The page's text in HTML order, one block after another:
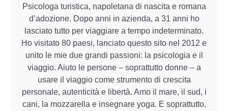
Psicologa turistica, napoletana di nascita e romana
d’adozione. Dopo anni in azienda, a 31 anni ho
lasciato tutto per viaggiare a tempo indeterminato.
Ho visitato 80 paesi, lanciato questo sito nel 2012 e
unito le mie due grandi passioni: la psicologia e il
viaggio. Aiuto le persone – soprattutto donne – a
usare il viaggio come strumento di crescita
personale, autenticità e libertà. Amo il mare, il sud, i
cani, la mozzarella e insegnare yoga. E soprattutto,